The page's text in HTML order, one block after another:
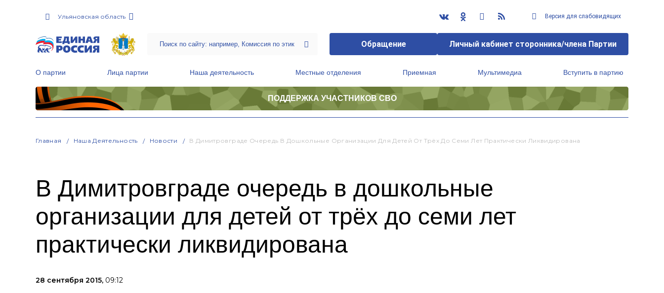
Ульяновская область Версия для слабовидящих
Обращение Личный кабинет сторонника/члена Партии
О партии Лица партии Наша деятельность Местные отделения Приемная Мультимедиа Вступить в партию
ПОДДЕРЖКА УЧАСТНИКОВ СВО
Главная Наша Деятельность Новости В Димитровграде Очередь В Дошкольные Организации Для Детей От Трёх До Семи Лет Практически Ликвидирована
В Димитровграде очередь в дошкольные
организации для детей от трёх до семи лет
практически ликвидирована
28 сентября 2015, 09:12